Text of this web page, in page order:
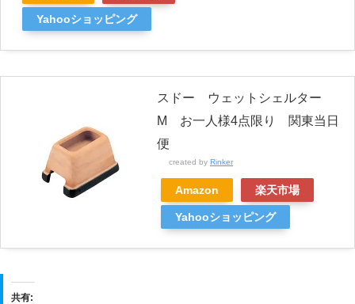
Yahooショッピング
スドー ウェットシェルター
M お一人様4点限り 関東当日
便
created by Rinker
Amazon 楽天市場
Yahooショッピング
共有: